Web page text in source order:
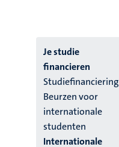
Hoofmenu
niveau
4
Nederlands
Je studie
financieren
Studiefinanciering
Beurzen voor
internationale
studenten
Internationale